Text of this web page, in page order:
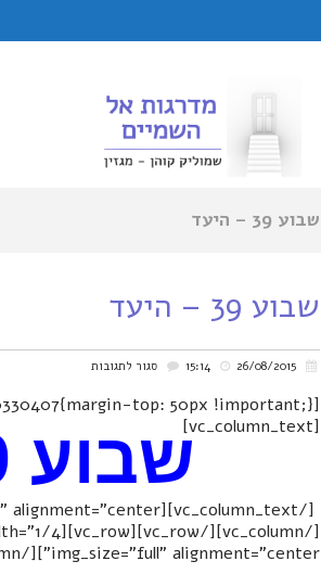
שבוע 39 – היעד
שבוע 39 – היעד
סגור לתגובותעל
שבוע
[vc_column_text]
שבוע 39 – היעד
img_size="full" alignment="center"][/vc_column][vc_column width="3/4"][vc_column_text]